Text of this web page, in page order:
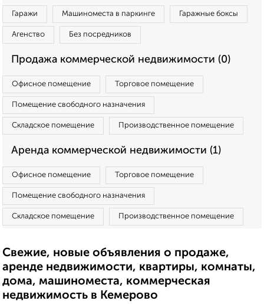
Гаражи Машиноместа в паркинге Гаражные боксы
Агенство Без посредников
Продажа коммерческой недвижимости (0)
Офисное помещение Торговое помещение
Помещение свободного назначения
Складское помещение Производственное помещение
Аренда коммерческой недвижимости (1)
Офисное помещение Торговое помещение
Помещение свободного назначения
Складское помещение Производственное помещение
Свежие, новые объявления о продаже,
аренде недвижимости, квартиры, комнаты,
дома, машиноместа, коммерческая
недвижимость в Кемерово